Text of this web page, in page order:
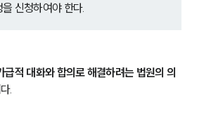
신청하여야 한다.
급적 대화와 합의로 해결하려는 법원의 의
.